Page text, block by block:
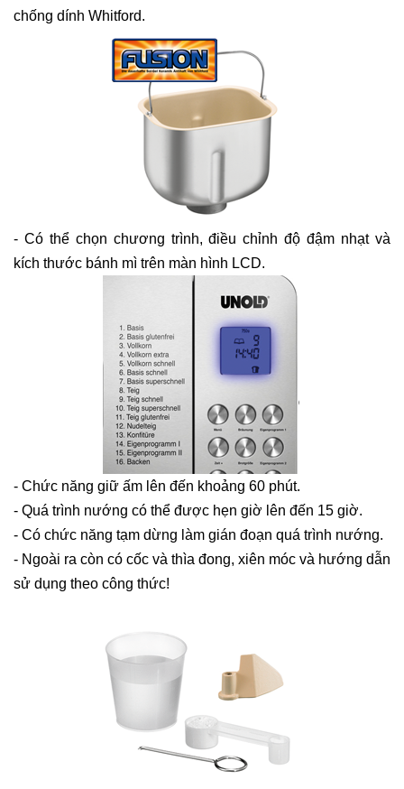
chống dính Whitford.
- Có thể chọn chương trình, điều chỉnh độ đậm nhạt và
kích thước bánh mì trên màn hình LCD.
- Chức năng giữ ấm lên đến khoảng 60 phút.
- Quá trình nướng có thể được hẹn giờ lên đến 15 giờ.
- Có chức năng tạm dừng làm gián đoạn quá trình nướng.
- Ngoài ra còn có cốc và thìa đong, xiên móc và hướng dẫn
sử dụng theo công thức!